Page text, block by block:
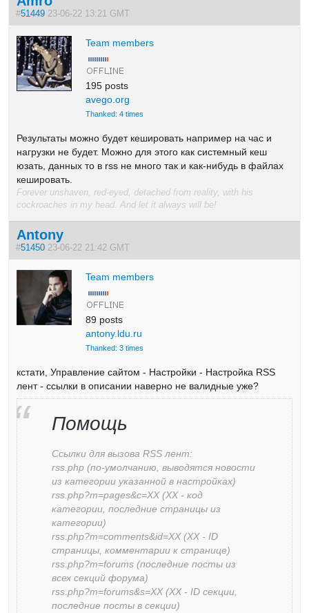
#51449 23-06-22 13:21 GMT
Team members
195 posts
avego.org
Thanked: 4 times
Результаты можно будет кешировать например на час и
нагрузки не будет. Можно для этого как системный кеш
юзать, данных то в rss не много так и как-нибудь в файлах
кешировать.
Forever unshaven, red-eyed, detached from reality, with his
cockroaches in my head. And let it always will be!
Antony
#51450 23-06-22 21:42 GMT
Team members
89 posts
antony.ldu.ru
Thanked: 3 times
кстати, Управление сайтом - Настройки - Настройка RSS
лент - ссылки в описании наверно не валидные уже?
Помощь
Ссылки для вызова RSS лент:
rss.php (по-умолчанию, выводятся новости
из категории указанной в настройках)
rss.php?m=pages&c=XX (XX - код
категории, последние страницы из
категории)
rss.php?m=comments&id=XX (XX - ID
страницы, комментарии к странице)
rss.php?m=forums (последние посты из
всех секций форума)
rss.php?m=forums&s=XX (XX - ID секции,
последние посты в секции)